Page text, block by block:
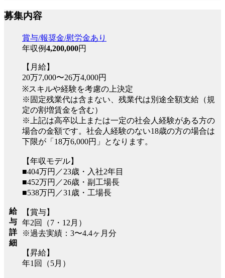
募集内容
給
与
詳
細
賞与/報奨金/慰労金あり
年収例4,200,000円
【月給】
20万7,000〜26万4,000円
※スキルや経験を考慮の上決定
※固定残業代は含まない、残業代は別途全額支給（規
定の割増賃金を含む）
※上記は高卒以上または一定の社会人経験がある方の
場合の金額です。社会人経験のない18歳の方の場合は
下限が「18万6,000円」となります。
【年収モデル】
■404万円／23歳・入社2年目
■452万円／26歳・副工場長
■538万円／31歳・工場長
【賞与】
年2回（7・12月）
※過去実績：3〜4.4ヶ月分
【昇給】
年1回（5月）